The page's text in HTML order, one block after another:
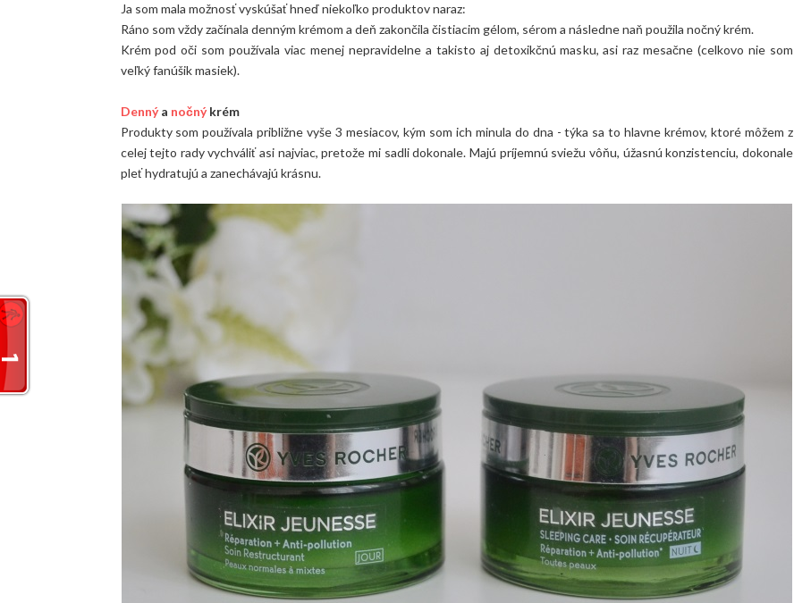
Ja som mala možnosť vyskúšať hneď niekoľko produktov naraz:
Ráno som vždy začínala denným krémom a deň zakončila čistiacim gélom, sérom a následne naň použila nočný krém.
Krém pod oči som používala viac menej nepravidelne a takisto aj detoxikčnú masku, asi raz mesačne (celkovo nie som
veľký fanúšik masiek).
Dennýa nočnýkrém
Produkty som používala približne vyše 3 mesiacov, kým som ich minula do dna - týka sa to hlavne krémov, ktoré môžem z
celej tejto rady vychváliť asi najviac, pretože mi sadli dokonale. Majú príjemnú sviežu vôňu, úžasnú konzistenciu, dokonale
pleť hydratujú a zanechávajú krásnu.